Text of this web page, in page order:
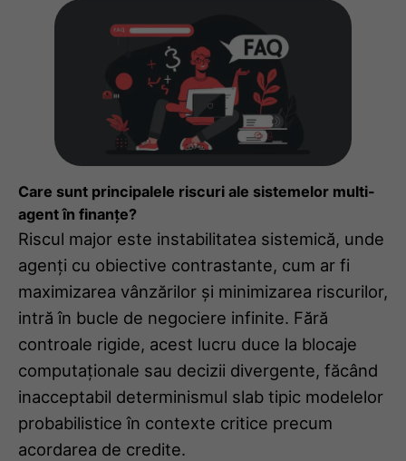
Care sunt principalele riscuri ale sistemelor multi-
agent în finanțe?
Riscul major este instabilitatea sistemică, unde
agenți cu obiective contrastante, cum ar fi
maximizarea vânzărilor și minimizarea riscurilor,
intră în bucle de negociere infinite. Fără
controale rigide, acest lucru duce la blocaje
computaționale sau decizii divergente, făcând
inacceptabil determinismul slab tipic modelelor
probabilistice în contexte critice precum
acordarea de credite.